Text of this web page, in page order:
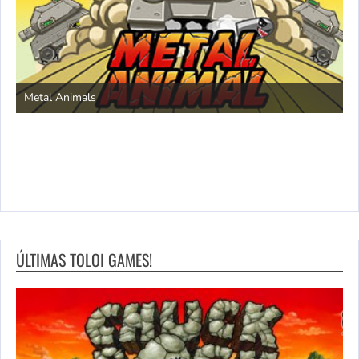
Metal Animals
ÚLTIMAS TOLOI GAMES!